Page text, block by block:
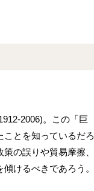
2006)。この「巨
とを知っているだろ
の誤りや貿易摩擦、
けるべきであろう。